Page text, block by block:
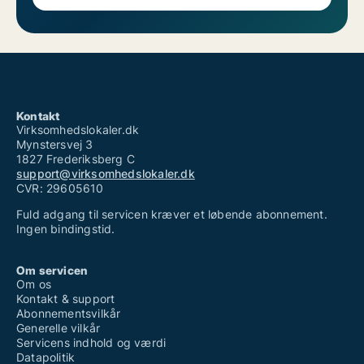
Kontakt
Virksomhedslokaler.dk
Mynstersvej 3
1827 Frederiksberg C
support@virksomhedslokaler.dk
CVR: 29605610
Fuld adgang til servicen kræver et løbende abonnement.
Ingen bindingstid.
Om servicen
Om os
Kontakt & support
Abonnementsvilkår
Generelle vilkår
Servicens indhold og værdi
Datapolitik